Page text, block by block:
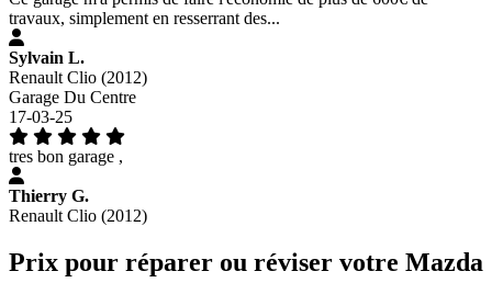
travaux, simplement en resserrant des...
Sylvain L.
Renault Clio (2012)
Garage Du Centre
17-03-25
tres bon garage ,
Thierry G.
Renault Clio (2012)
Prix pour réparer ou réviser votre Mazda